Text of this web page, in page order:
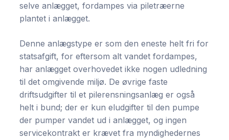
selve anlægget, fordampes via piletræerne
plantet i anlægget.
Denne anlægstype er som den eneste helt fri for
statsafgift, for eftersom alt vandet fordampes,
har anlægget overhovedet ikke nogen udledning
til det omgivende miljø. De øvrige faste
driftsudgifter til et pilerensningsanlæg er også
helt i bund; der er kun eludgifter til den pumpe
der pumper vandet ud i anlægget, og ingen
servicekontrakt er krævet fra myndighedernes